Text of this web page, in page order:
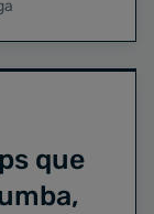
que